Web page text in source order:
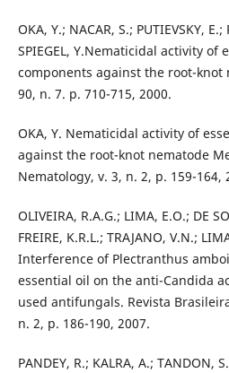
OKA, Y.; NACAR, S.; PUTIEVSKY,
SPIEGEL, Y.Nematicidal activity
components against the root-knot
90, n. 7. p. 710-715, 2000.
OKA, Y. Nematicidal activity of
against the root-knot nematode
Nematology, v. 3, n. 2, p. 159-164,
OLIVEIRA, R.A.G.; LIMA, E.O.; DE
FREIRE, K.R.L.; TRAJANO, V.N.;
Interference of Plectranthus
essential oil on the anti-Candida
used antifungals. Revista
n. 2, p. 186-190, 2007.
PANDEY, R.; KALRA, A.; TANDON,